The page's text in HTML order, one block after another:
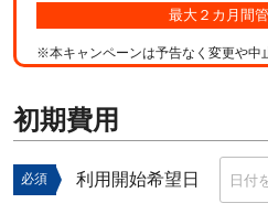
最大２カ月間
※本キャンペーンは予告なく変更や中
初期費用
必須 利用開始希望日